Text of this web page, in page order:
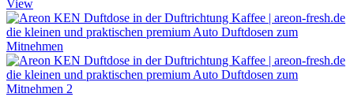
View